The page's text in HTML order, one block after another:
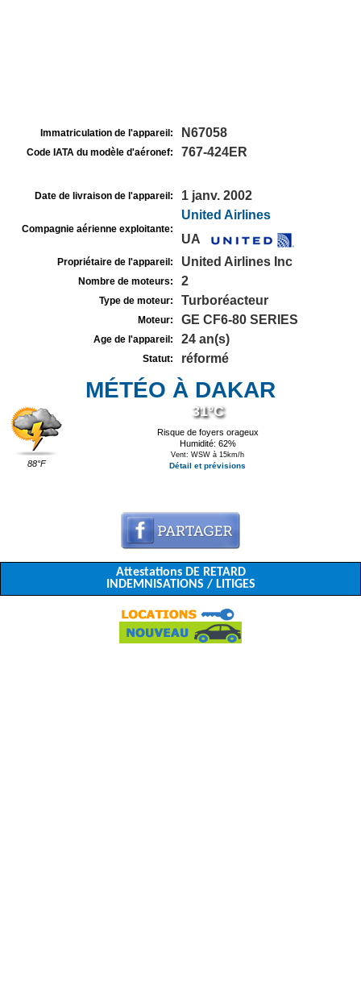
Immatriculation de l'appareil: N67058
Code IATA du modèle d'aéronef: 767-424ER
Date de livraison de l'appareil: 1 janv. 2002
Compagnie aérienne exploitante:
United Airlines
UA
Propriétaire de l'appareil: United Airlines Inc
Nombre de moteurs: 2
Type de moteur: Turboréacteur
Moteur: GE CF6-80 SERIES
Age de l'appareil: 24 an(s)
Statut: réformé
MÉTÉO À DAKAR
88°F
31°C
Risque de foyers orageux
Humidité: 62%
Vent: WSW à 15km/h
Détail et prévisions
Attestations DE RETARD
INDEMNISATIONS / LITIGES